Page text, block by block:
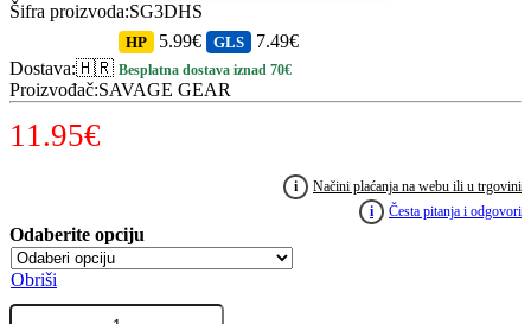
Šifra proizvoda:SG3DHS
Dostava:🇭🇷
HP 5.99€ GLS 7.49€
Besplatna dostava iznad 70€
Proizvođač:SAVAGE GEAR
11.95€
i
Načini plaćanja na webu ili u trgovini
i
Česta pitanja i odgovori
Obriši
Varalica